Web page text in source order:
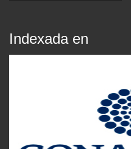
Indexada en